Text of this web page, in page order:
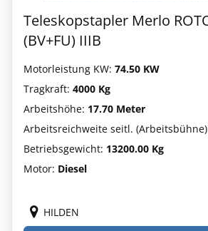
Teleskopstapler Merlo
(BV+FU) IIIB
Motorleistung KW: 74.50 KW
Tragkraft: 4000 Kg
Arbeitshöhe: 17.70 Meter
Arbeitsreichweite seitl.
Betriebsgewicht: 13200.00 Kg
Motor: Diesel
HILDEN